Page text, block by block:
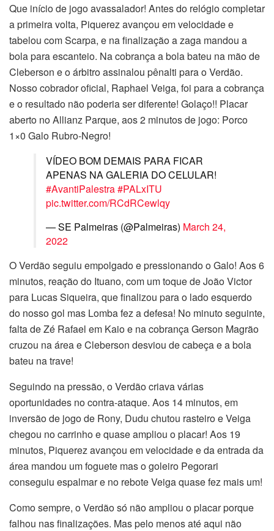
Que início de jogo avassalador! Antes do relógio completar
a primeira volta, Piquerez avançou em velocidade e
tabelou com Scarpa, e na finalização a zaga mandou a
bola para escanteio. Na cobrança a bola bateu na mão de
Cleberson e o árbitro assinalou pênalti para o Verdão.
Nosso cobrador oficial, Raphael Veiga, foi para a cobrança
e o resultado não poderia ser diferente! Golaço!! Placar
aberto no Allianz Parque, aos 2 minutos de jogo: Porco
1×0 Galo Rubro-Negro!
VÍDEO BOM DEMAIS PARA FICAR
APENAS NA GALERIA DO CELULAR!
#AvantiPalestra#PALxITU
pic.twitter.com/RCdRCewlqy
— SE Palmeiras (@Palmeiras) March 24,
2022
O Verdão seguiu empolgado e pressionando o Galo! Aos 6
minutos, reação do Ituano, com um toque de João Victor
para Lucas Siqueira, que finalizou para o lado esquerdo
do nosso gol mas Lomba fez a defesa! No minuto seguinte,
falta de Zé Rafael em Kaio e na cobrança Gerson Magrão
cruzou na área e Cleberson desviou de cabeça e a bola
bateu na trave!
Seguindo na pressão, o Verdão criava várias
oportunidades no contra-ataque. Aos 14 minutos, em
inversão de jogo de Rony, Dudu chutou rasteiro e Veiga
chegou no carrinho e quase ampliou o placar! Aos 19
minutos, Piquerez avançou em velocidade e da entrada da
área mandou um foguete mas o goleiro Pegorari
conseguiu espalmar e no rebote Veiga quase fez mais um!
Como sempre, o Verdão só não ampliou o placar porque
falhou nas finalizações. Mas pelo menos até aqui não